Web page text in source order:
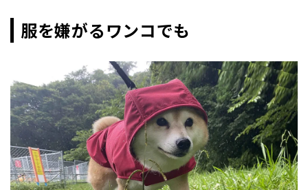
服を嫌がるワンコでも